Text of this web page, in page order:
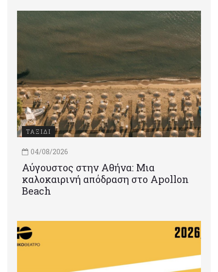
ΤΑΞΙΔΙ
04/08/2026
Αύγουστος στην Αθήνα: Μια
καλοκαιρινή απόδραση στο Apollon
Beach